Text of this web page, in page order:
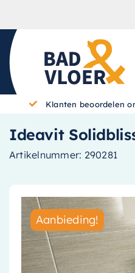
Klanten beoordelen
Ideavit
Artikelnummer: 290281
Aanbieding!